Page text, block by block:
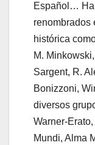
Español… Ha
renombrados
histórica
M.
Sargent, R.
Bonizzoni,
diversos
Warner-
Mundi, Alma